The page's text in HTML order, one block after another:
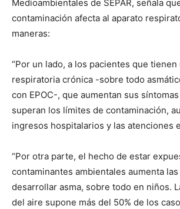
Medioambientales de SEPAR, señala
contaminación afecta al aparato
maneras:
“Por un lado, a los pacientes que
respiratoria crónica -sobre todo
con EPOC-, que aumentan sus
superan los límites de contaminación,
ingresos hospitalarios y las atenciones
“Por otra parte, el hecho de estar
contaminantes ambientales aumenta
desarrollar asma, sobre todo en niños.
del aire supone más del 50% de los